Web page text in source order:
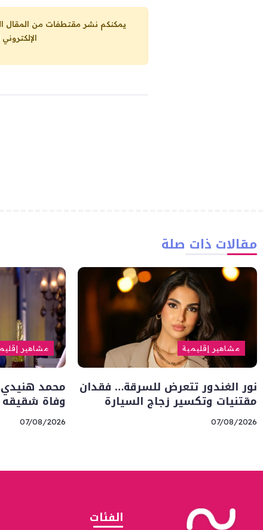
يمكنكم نشر مقتطفات من المقال الحاضر، ما حده الاقصى 25% من مجموع
مقالات ذات صلة
مشاهير إقليمية
نور الغندور تتعرض للسرقة… فقدان
مقتنيات وتكسير زجاج السيارة
07/08/2026
مشاهير
محمد
وفاة شقيقه
07/08/2026
الفئات